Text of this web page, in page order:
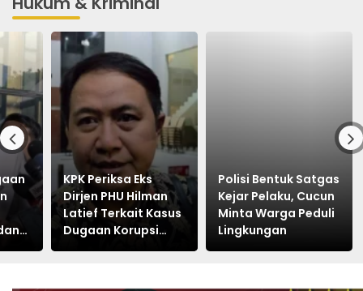
KPK Periksa Eks
Dirjen PHU Hilman
Latief Terkait Kasus
Dugaan Korupsi
Kuota Haji Khusus
Polisi Bentuk Satgas
Kejar Pelaku, Cucun
Minta Warga Peduli
Lingkungan